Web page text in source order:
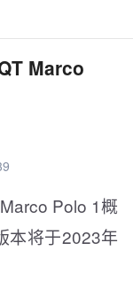
Marco
Polo 1概
本将于2023年